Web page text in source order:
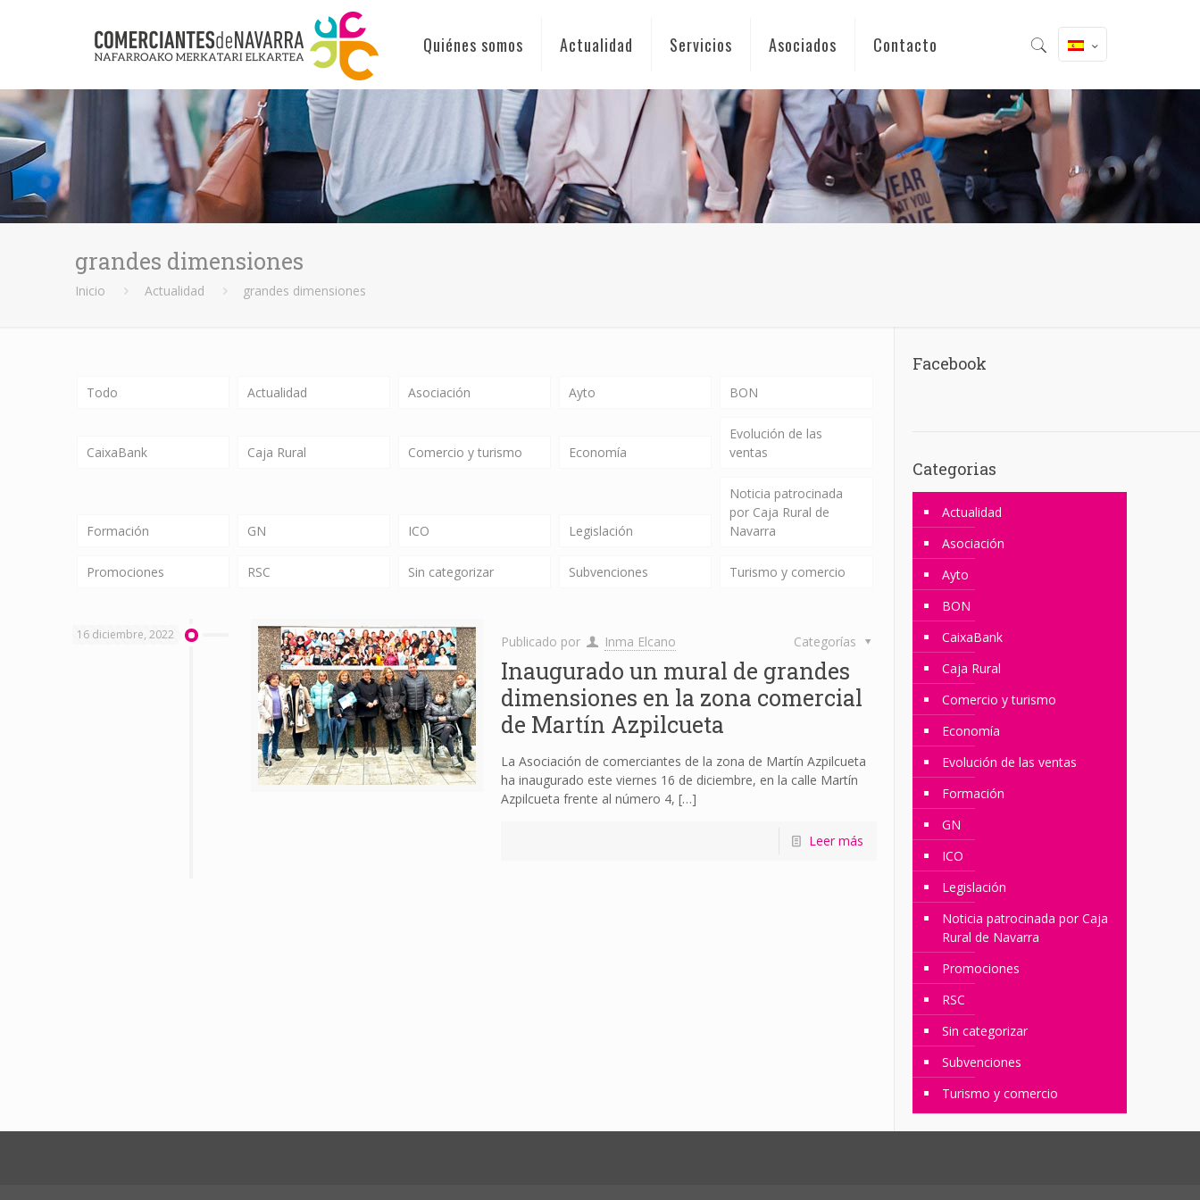
Quiénes somos Actualidad Servicios Asociados Contacto
grandes dimensiones
Inicio Actualidad grandes dimensiones
Todo Actualidad Asociación Ayto BON
CaixaBank Caja Rural Comercio y turismo Economía
Evolución de las
ventas
Formación GN ICO Legislación
Noticia patrocinada
por Caja Rural de
Navarra
Promociones RSC Sin categorizar Subvenciones Turismo y comercio
16 diciembre, 2022 Publicado por Inma Elcano Categorías
Inaugurado un mural de grandes
dimensiones en la zona comercial
de Martín Azpilcueta
La Asociación de comerciantes de la zona de Martín Azpilcueta
ha inaugurado este viernes 16 de diciembre, en la calle Martín
Azpilcueta frente al número 4, […]
Leer más
Facebook
Categorias
Actualidad
Asociación
Ayto
BON
CaixaBank
Caja Rural
Comercio y turismo
Economía
Evolución de las ventas
Formación
GN
ICO
Legislación
Noticia patrocinada por Caja
Rural de Navarra
Promociones
RSC
Sin categorizar
Subvenciones
Turismo y comercio